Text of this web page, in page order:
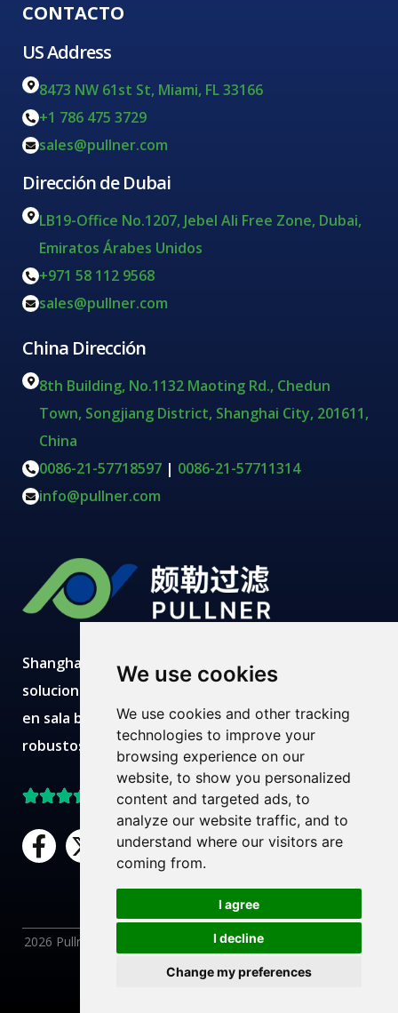
We use cookies
We use cookies and other tracking
technologies to improve your
browsing experience on our
website, to show you personalized
content and targeted ads, to
analyze our website traffic, and to
understand where our visitors are
coming from.
I agree
I decline
Change my preferences
Shanghai Pullner desarrolla, fabrica y suministra
soluciones avanzadas de filtración con producción
en sala blanca, laboratorios modernos, equipos
robustos y equipos técnicos expertos.
Mejor valorado en Trustpilot
F
a
b
o
L
i
n
e
d
Y
o
u
u
b
e
CONTACTO
US Address
8473 NW 61st St, Miami, FL 33166
+1 786 475 3729
sales@pullner.com
Dirección de Dubai
LB19-Office No.1207, Jebel Ali Free Zone, Dubai,
Emiratos Árabes Unidos
+971 58 112 9568
sales@pullner.com
China Dirección
8th Building, No.1132 Maoting Rd., Chedun
Town, Songjiang District, Shanghai City, 201611,
China
0086-21-57718597 | 0086-21-57711314
info@pullner.com
2026 Pullner Filter. Todos los derechos reservados. |
de privacidad| Condiciones de uso
¿Necesita ayuda?
Chatea con nosotros